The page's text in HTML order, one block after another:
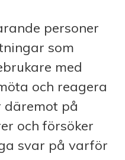
personer
som
med
och reagera
däremot på
och försöker
svar på varför